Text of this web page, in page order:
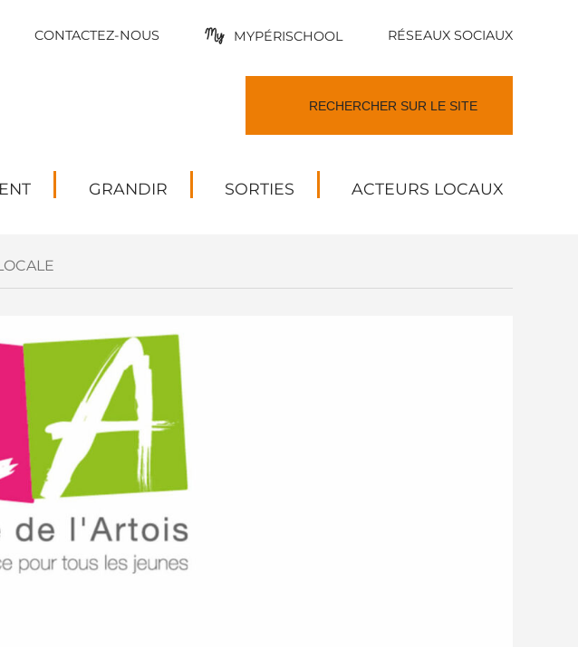
CONTACTEZ-NOUS MYPÉRISCHOOL RÉSEAUX SOCIAUX
GRANDIR SORTIES ACTEURS LOCAUX